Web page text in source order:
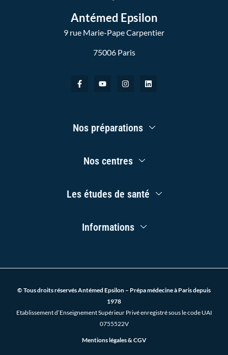
Antémed Epsilon
9 rue Marie-Pape Carpentier
75006 Paris
F
a
o
k
o
e
I
n
r
a
L
i
i
n
Main
Menu
Nos préparations
Main
Menu
Nos centres
Main
Menu
Les études de santé
Main
Menu
Informations
© Tous droits réservés Antémed Epsilon – Prépa médecine à Paris depuis
1978
Etablissement d’Enseignement Supérieur Privé enregistré sous le code UAI
0755522V
Mentions légales & CGV